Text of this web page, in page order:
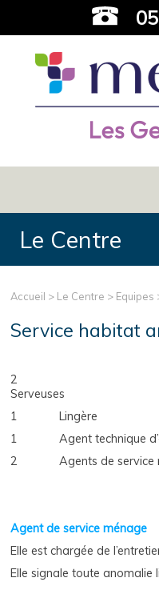
Le Centre
Accueil > Le Centre > Equipes
Service habitat
1
1 Agent
2 Agents de
Agent de service ménage
Elle est chargée de
Elle signale toute anomalie